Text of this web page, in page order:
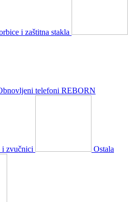
i zaštitna stakla
telefoni REBORN
i zvučnici Ostala